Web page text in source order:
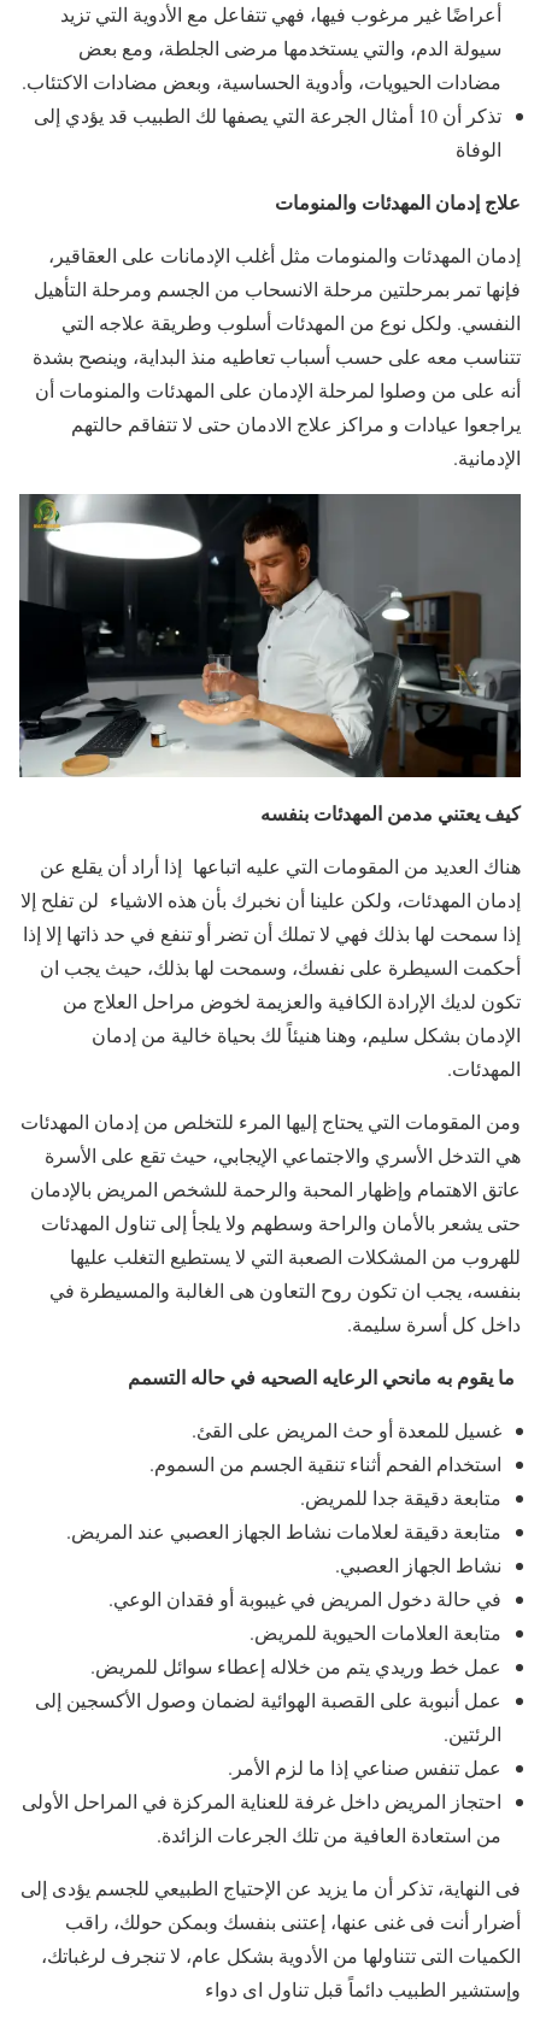
أعراضًا غير مرغوب فيها، فهي تتفاعل مع الأدوية التي تزيد
سيولة الدم، والتي يستخدمها مرضى الجلطة، ومع بعض
مضادات الحيويات، وأدوية الحساسية، وبعض مضادات الاكتئاب.
تذكر أن 10 أمثال الجرعة التي يصفها لك الطبيب قد يؤدي إلى
الوفاة
علاج إدمان المهدئات والمنومات
إدمان المهدئات والمنومات مثل أغلب الإدمانات على العقاقير،
فإنها تمر بمرحلتين مرحلة الانسحاب من الجسم ومرحلة التأهيل
النفسي. ولكل نوع من المهدئات أسلوب وطريقة علاجه التي
تتناسب معه على حسب أسباب تعاطيه منذ البداية، وينصح بشدة
أنه على من وصلوا لمرحلة الإدمان على المهدئات والمنومات أن
يراجعوا عيادات و مراكز علاج الادمان حتى لا تتفاقم حالتهم
الإدمانية.
كيف يعتني مدمن المهدئات بنفسه
هناك العديد من المقومات التي عليه اتباعها إذا أراد أن يقلع عن
إدمان المهدئات، ولكن علينا أن نخبرك بأن هذه الاشياء لن تفلح إلا
إذا سمحت لها بذلك فهي لا تملك أن تضر أو تنفع في حد ذاتها إلا إذا
أحكمت السيطرة على نفسك، وسمحت لها بذلك، حيث يجب ان
تكون لديك الإرادة الكافية والعزيمة لخوض مراحل العلاج من
الإدمان بشكل سليم، وهنا هنيئاً لك بحياة خالية من إدمان
المهدئات.
ومن المقومات التي يحتاج إليها المرء للتخلص من إدمان المهدئات
هي التدخل الأسري والاجتماعي الإيجابي، حيث تقع على الأسرة
عاتق الاهتمام وإظهار المحبة والرحمة للشخص المريض بالإدمان
حتى يشعر بالأمان والراحة وسطهم ولا يلجأ إلى تناول المهدئات
للهروب من المشكلات الصعبة التي لا يستطيع التغلب عليها
بنفسه، يجب ان تكون روح التعاون هى الغالبة والمسيطرة في
داخل كل أسرة سليمة.
ما يقوم به مانحي الرعايه الصحيه في حاله التسمم
غسيل للمعدة أو حث المريض على القئ.
استخدام الفحم أثناء تنقية الجسم من السموم.
متابعة دقيقة جدا للمريض.
متابعة دقيقة لعلامات نشاط الجهاز العصبي عند المريض.
نشاط الجهاز العصبي.
في حالة دخول المريض في غيبوبة أو فقدان الوعي.
متابعة العلامات الحيوية للمريض.
عمل خط وريدي يتم من خلاله إعطاء سوائل للمريض.
عمل أنبوبة على القصبة الهوائية لضمان وصول الأكسجين إلى
الرئتين.
عمل تنفس صناعي إذا ما لزم الأمر.
احتجاز المريض داخل غرفة للعناية المركزة في المراحل الأولى
من استعادة العافية من تلك الجرعات الزائدة.
فى النهاية، تذكر أن ما يزيد عن الإحتياج الطبيعي للجسم يؤدى إلى
أضرار أنت فى غنى عنها، إعتنى بنفسك وبمكن حولك، راقب
الكميات التى تتناولها من الأدوية بشكل عام، لا تنجرف لرغباتك،
وإستشير الطبيب دائماً قبل تناول اى دواء